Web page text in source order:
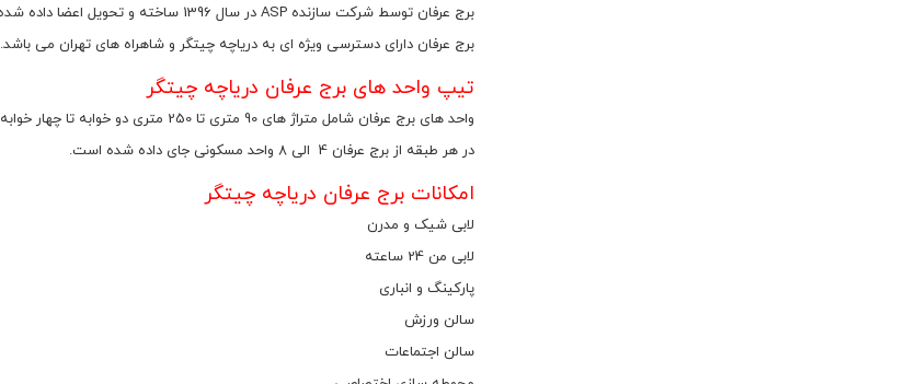
برج عرفان توسط شرکت سازنده ASP در سال 1396 ساخته و تحویل اعضا داده شده است.
برج عرفان دارای دسترسی ویژه ای به دریاچه چیتگر و شاهراه های تهران می باشد.
تیپ واحد های برج عرفان دریاچه چیتگر
واحد های برج عرفان شامل متراژ های 90 متری تا 250 متری دو خوابه تا چهار خوابه ساخته شده است.
در هر طبقه از برج عرفان 4 الی 8 واحد مسکونی جای داده شده است.
امکانات برج عرفان دریاچه چیتگر
لابی شیک و مدرن
لابی من 24 ساعته
پارکینگ و انباری
سالن ورزش
سالن اجتماعات